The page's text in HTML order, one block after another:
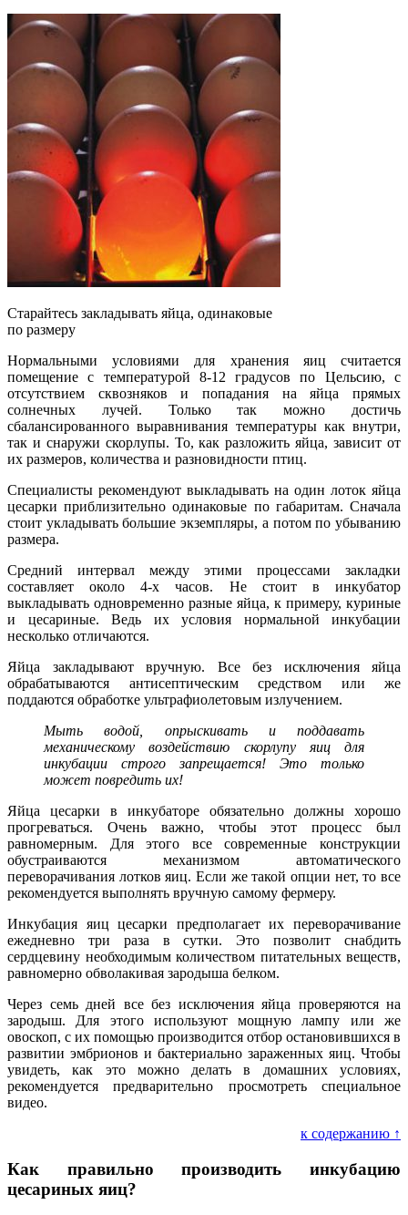
Старайтесь закладывать яйца, одинаковые
по размеру
Нормальными условиями для хранения яиц считается
помещение с температурой 8-12 градусов по Цельсию, с
отсутствием сквозняков и попадания на яйца прямых
солнечных лучей. Только так можно достичь
сбалансированного выравнивания температуры как внутри,
так и снаружи скорлупы. То, как разложить яйца, зависит от
их размеров, количества и разновидности птиц.
Специалисты рекомендуют выкладывать на один лоток яйца
цесарки приблизительно одинаковые по габаритам. Сначала
стоит укладывать большие экземпляры, а потом по убыванию
размера.
Средний интервал между этими процессами закладки
составляет около 4-х часов. Не стоит в инкубатор
выкладывать одновременно разные яйца, к примеру, куриные
и цесариные. Ведь их условия нормальной инкубации
несколько отличаются.
Яйца закладывают вручную. Все без исключения яйца
обрабатываются антисептическим средством или же
поддаются обработке ультрафиолетовым излучением.
Мыть водой, опрыскивать и поддавать
механическому воздействию скорлупу яиц для
инкубации строго запрещается! Это только
может повредить их!
Яйца цесарки в инкубаторе обязательно должны хорошо
прогреваться. Очень важно, чтобы этот процесс был
равномерным. Для этого все современные конструкции
обустраиваются механизмом автоматического
переворачивания лотков яиц. Если же такой опции нет, то все
рекомендуется выполнять вручную самому фермеру.
Инкубация яиц цесарки предполагает их переворачивание
ежедневно три раза в сутки. Это позволит снабдить
сердцевину необходимым количеством питательных веществ,
равномерно обволакивая зародыша белком.
Через семь дней все без исключения яйца проверяются на
зародыш. Для этого используют мощную лампу или же
овоскоп, с их помощью производится отбор остановившихся в
развитии эмбрионов и бактериально зараженных яиц. Чтобы
увидеть, как это можно делать в домашних условиях,
рекомендуется предварительно просмотреть специальное
видео.
к содержанию ↑
Как правильно производить инкубацию
цесариных яиц?